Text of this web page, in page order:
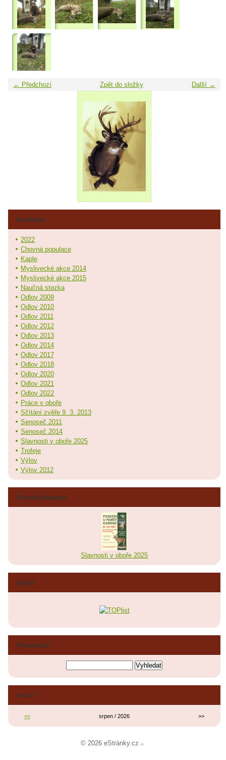
← Předchozí Další →
Zpět do složky
Fotoalbum
2022
Chovná populace
Kaple
Myslivecké akce 2014
Myslivecké akce 2015
Naučná stezka
Odlov 2009
Odlov 2010
Odlov 2011
Odlov 2012
Odlov 2013
Odlov 2014
Odlov 2017
Odlov 2018
Odlov 2020
Odlov 2021
Odlov 2022
Práce v oboře
Sčítání zvěře 9. 3. 2013
Senoseč 2011
Senoseč 2014
Slavnosti v oboře 2025
Trofeje
Výlov
Výlov 2012
Poslední fotografie
Slavnosti v oboře 2025
Toplist
Vyhledávání
Archiv
<< srpen / 2026 >>
© 2026 eStránky.cz